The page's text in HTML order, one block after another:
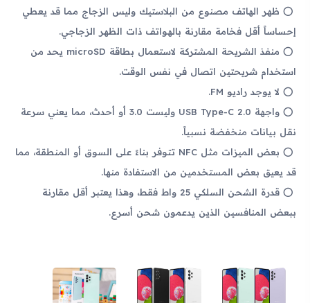
ظهر الهاتف مصنوع من البلاستيك وليس الزجاج مما قد يعطي
إحساساً أقل فخامة مقارنة بالهواتف ذات الظهر الزجاجي.
منفذ الشريحة المشتركة لاستعمال بطاقة microSD يحد من
استخدام شريحتين اتصال في نفس الوقت.
لا يوجد راديو FM.
واجهة USB Type-C 2.0 وليست 3.0 أو أحدث، مما يعني سرعة
نقل بيانات منخفضة نسبياً.
بعض الميزات مثل NFC تتوفر بناءً على السوق أو المنطقة، مما
قد يعيق بعض المستخدمين من الاستفادة منها.
قدرة الشحن السلكي 25 واط فقط، وهذا يعتبر أقل مقارنة
ببعض المنافسين الذين يدعمون شحن أسرع.